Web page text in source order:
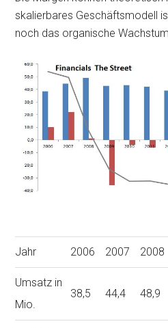
skalierbares Geschäftsmodell
noch das organische
Jahr 2006 2007 2008
Umsatz in
Mio.
38,5 44,4 48,9